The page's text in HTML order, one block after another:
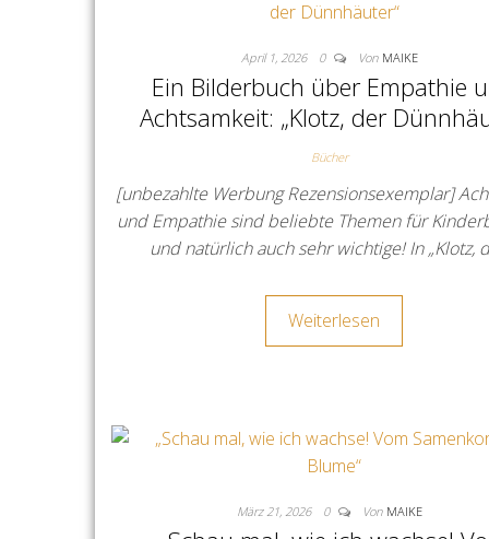
April 1, 2026 0 Von MAIKE
Ein Bilderbuch über Empathie
Achtsamkeit: „Klotz, der
Bücher
[unbezahlte Werbung Rezensionsexemplar]
und Empathie sind beliebte Themen für
und natürlich auch sehr wichtige! In „Klotz,
Weiterlesen
März 21, 2026 0 Von MAIKE